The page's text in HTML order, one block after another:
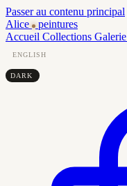
Passer au contenu principal
Alice
peintures
Accueil Collections Galerie
ENGLISH
DARK